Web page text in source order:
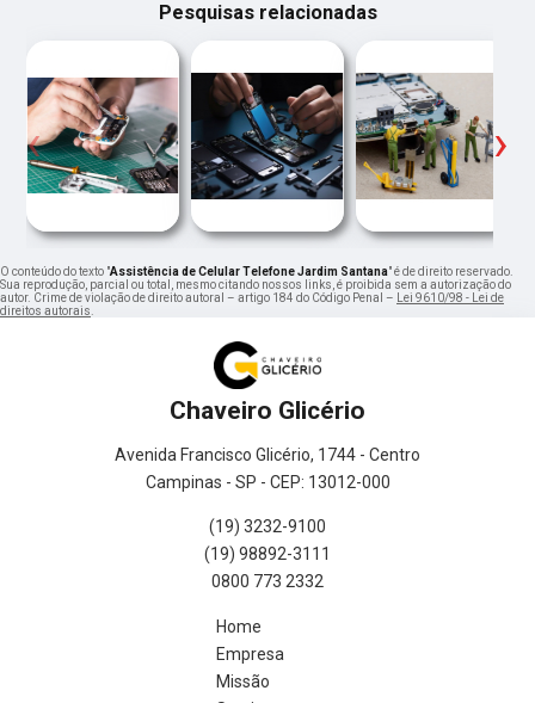
Pesquisas relacionadas
‹ ›
O conteúdo do texto "Assistência de Celular Telefone Jardim Santana" é de direito reservado.
Sua reprodução, parcial ou total, mesmo citando nossos links, é proibida sem a autorização do
autor. Crime de violação de direito autoral – artigo 184 do Código Penal – Lei 9610/98 - Lei de
direitos autorais.
Chaveiro Glicério
Avenida Francisco Glicério, 1744 - Centro
Campinas - SP - CEP: 13012-000
(19) 3232-9100
(19) 98892-3111
0800 773 2332
Home
Empresa
Missão